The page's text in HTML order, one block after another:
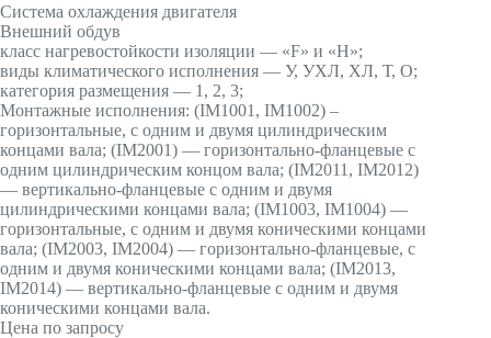
Система охлаждения двигателя
Внешний обдув
класс нагревостойкости изоляции — «F» и «H»;
виды климатического исполнения — У, УХЛ, ХЛ, Т, О;
категория размещения — 1, 2, 3;
Монтажные исполнения: (IМ1001, IМ1002) –
горизонтальные, с одним и двумя цилиндрическим
концами вала; (IМ2001) — горизонтально-фланцевые с
одним цилиндрическим концом вала; (IМ2011, IМ2012)
— вертикально-фланцевые с одним и двумя
цилиндрическими концами вала; (IМ1003, IМ1004) —
горизонтальные, с одним и двумя коническими концами
вала; (IМ2003, IМ2004) — горизонтально-фланцевые, с
одним и двумя коническими концами вала; (IМ2013,
IМ2014) — вертикально-фланцевые с одним и двумя
коническими концами вала.
Цена по запросу